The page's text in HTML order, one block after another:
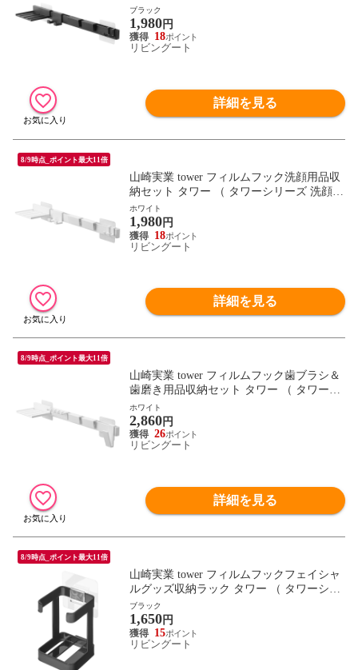
品収納 洗顔用品ホルダー ホルダー フィル
ムフック 洗顔用品 シェーバーホルダー 洗
面用品 チューブホルダー 洗面グッズ収納
） 【ブラック】
ブラック
1,980円
18
リビングート
詳細を見る
8/9時点_ポイント最大11倍
山崎実業 tower フィルムフック洗顔用品収
納セット タワー （ タワーシリーズ 洗顔用
品収納 洗顔用品ホルダー ホルダー フィル
ムフック 洗顔用品 シェーバーホルダー 洗
面用品 チューブホルダー 洗面グッズ収納
） 【ホワイト】
ホワイト
1,980円
18
リビングート
詳細を見る
8/9時点_ポイント最大11倍
山崎実業 tower フィルムフック歯ブラシ＆
歯磨き用品収納セット タワー （ タワーシ
リーズ 歯ブラシ収納 歯磨き用品収納 歯ブ
ラシホルダー フィルムフック 歯ブラシ 電
動歯ブラシ 歯磨き粉 コップ ホルダー 歯ブ
ラシスタンド ） 【ホワイト】
ホワイト
2,860円
26
リビングート
詳細を見る
8/9時点_ポイント最大11倍
山崎実業 tower フィルムフックフェイシャ
ルグッズ収納ラック タワー （ タワーシリ
ーズ フェイシャルグッズ収納 収納ラック
フィルムフック 収納 ラック 洗面所 ランド
リー 浮かせる収納 浮かせて収納 洗顔用品
フック付き ） 【ブラック】
ブラック
1,650円
15
リビングート